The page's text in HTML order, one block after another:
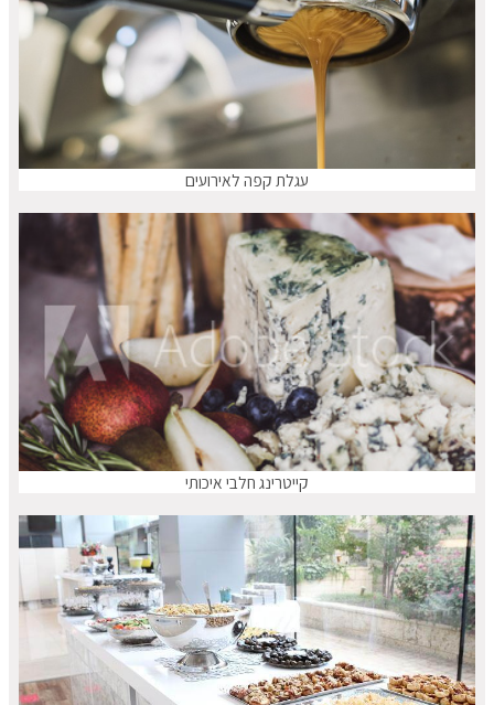
עגלת קפה לאירועים
קייטרינג חלבי איכותי